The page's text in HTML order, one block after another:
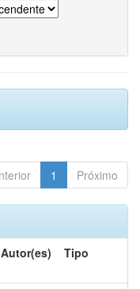
1 Próximo
Autor(es) Tipo